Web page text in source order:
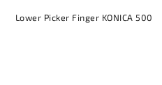
Lower Picker Finger KONICA 500